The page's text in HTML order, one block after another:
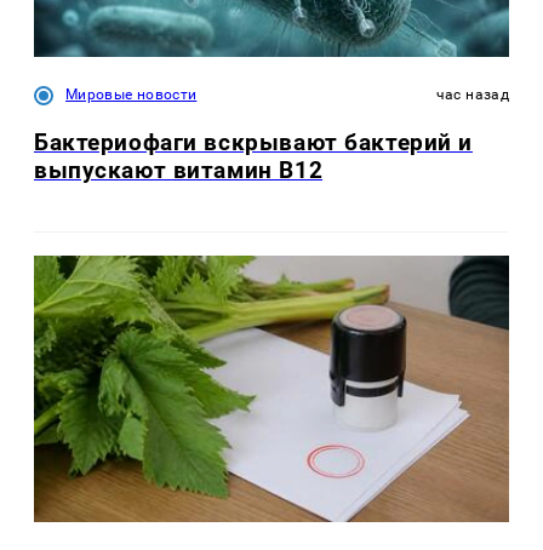
Мировые новости час назад
Бактериофаги вскрывают бактерий и
выпускают витамин B12